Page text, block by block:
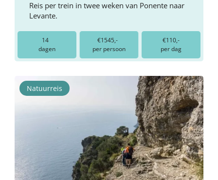
Reis per trein in twee weken van Ponente naar
Levante.
14
dagen
€1545,-
per persoon
€110,-
per dag
Natuurreis